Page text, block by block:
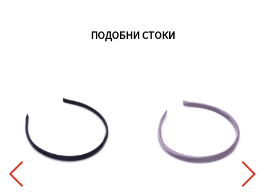
ПОДОБНИ СТОКИ